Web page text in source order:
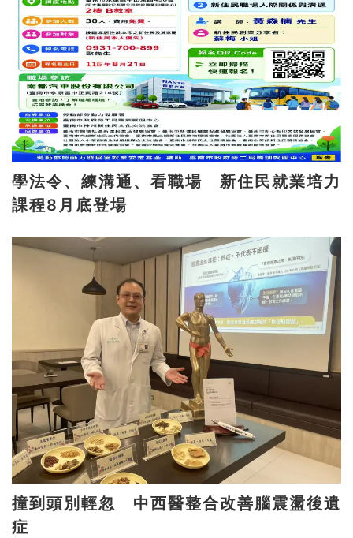
學法令、練溝通、看職場 新住民就業培力
課程8月底登場
撞到頭別輕忽 中西醫整合改善腦震盪後遺
症